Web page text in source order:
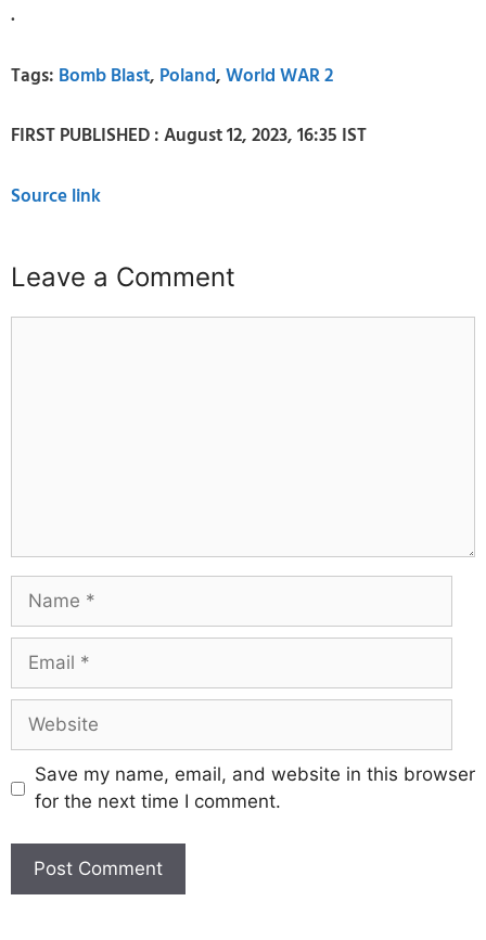
.
Tags: Bomb Blast, Poland,World WAR 2
FIRST PUBLISHED :August 12, 2023, 16:35 IST
Source link
Leave a Comment
Save my name, email, and website in this browser
for the next time I comment.